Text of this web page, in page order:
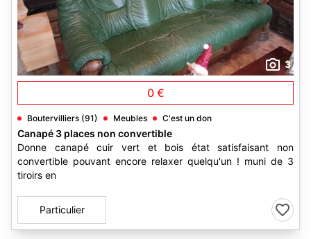
3
0 €
Boutervilliers (91) Meubles C'est un don
Canapé 3 places non convertible
Donne canapé cuir vert et bois état satisfaisant non
convertible pouvant encore relaxer quelqu'un ! muni de 3
tiroirs en
Particulier